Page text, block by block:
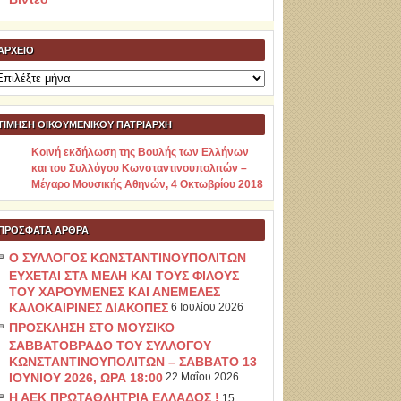
ΟΙΚΟΥΜΕΝΙΚΟΥ ΠΑΤΡΙΑΡΧΗ
Κοινή εκδήλωση της Βουλής των Ελλήνων
και του Συλλόγου Κωνσταντινουπολιτών –
Μέγαρο Μουσικής Αθηνών, 4 Οκτωβρίου 2018
ΆΡΘΡΑ
Ο ΣΥΛΛΟΓΟΣ ΚΩΝΣΤΑΝΤΙΝΟΥΠΟΛΙΤΩΝ
ΕΥΧΕΤΑΙ ΣΤΑ ΜΕΛΗ ΚΑΙ ΤΟΥΣ ΦΙΛΟΥΣ
ΤΟΥ ΧΑΡΟΥΜΕΝΕΣ ΚΑΙ ΑΝΕΜΕΛΕΣ
ΚΑΛΟΚΑΙΡΙΝΕΣ ΔΙΑΚΟΠΕΣ 6 Ιουλίου 2026
ΠΡΟΣΚΛΗΣΗ ΣΤΟ ΜΟΥΣΙΚΟ
ΣΑΒΒΑΤΟΒΡΑΔΟ ΤΟΥ ΣΥΛΛΟΓΟΥ
ΚΩΝΣΤΑΝΤΙΝΟΥΠΟΛΙΤΩΝ – ΣΑΒΒΑΤΟ 13
ΙΟΥΝΙΟΥ 2026, ΩΡΑ 18:00 22 Μαΐου 2026
Η ΑΕΚ ΠΡΩΤΑΘΛΗΤΡΙΑ ΕΛΛΑΔΟΣ !